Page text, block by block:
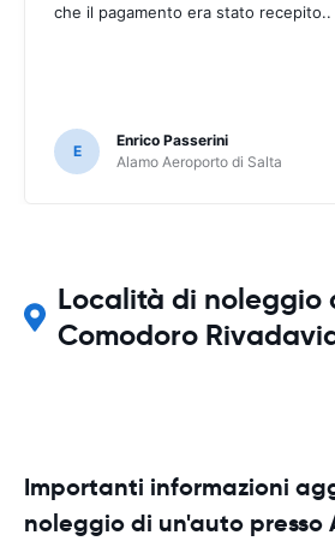
che il pagamento era stato recepito..
E
Enrico Passerini
Alamo Aeroporto di Salta
Località di noleggio
Comodoro
Importanti informazioni
noleggio di un'auto presso